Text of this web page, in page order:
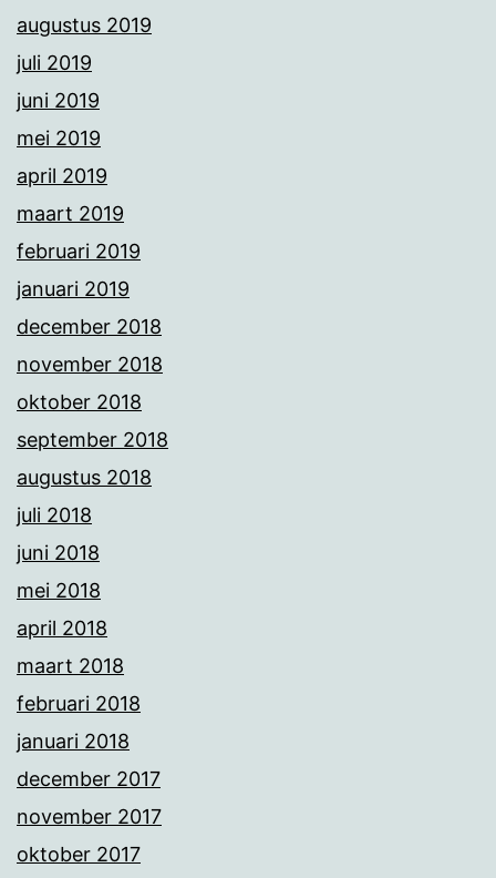
augustus 2019
juli 2019
juni 2019
mei 2019
april 2019
maart 2019
februari 2019
januari 2019
december 2018
november 2018
oktober 2018
september 2018
augustus 2018
juli 2018
juni 2018
mei 2018
april 2018
maart 2018
februari 2018
januari 2018
december 2017
november 2017
oktober 2017